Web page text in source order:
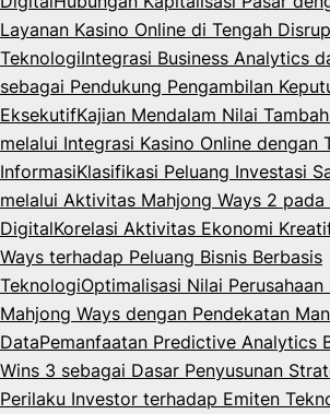
Layanan Kasino Online di Tengah
TeknologiIntegrasi Business Analytics
sebagai Pendukung Pengambilan
EksekutifKajian Mendalam Nilai
melalui Integrasi Kasino Online dengan
InformasiKlasifikasi Peluang Investasi
melalui Aktivitas Mahjong Ways 2 pada
DigitalKorelasi Aktivitas Ekonomi
Ways terhadap Peluang Bisnis Berbasis
TeknologiOptimalisasi Nilai
Mahjong Ways dengan Pendekatan
DataPemanfaatan Predictive Analytics
Wins 3 sebagai Dasar Penyusunan
Perilaku Investor terhadap Emiten